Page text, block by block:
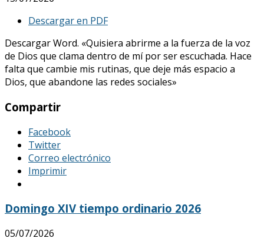
Descargar en PDF
Descargar Word. «Quisiera abrirme a la fuerza de la voz
de Dios que clama dentro de mí por ser escuchada. Hace
falta que cambie mis rutinas, que deje más espacio a
Dios, que abandone las redes sociales»
Compartir
Facebook
Twitter
Correo electrónico
Imprimir
Domingo XIV tiempo ordinario 2026
05/07/2026